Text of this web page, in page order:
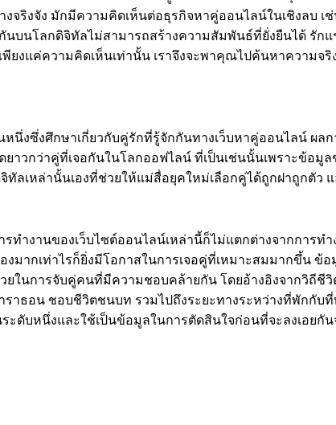
จริงจัง มักมีความคิดเห็นต่อธุรกิจหาคู่ออนไลน์ในเชิงลบ เ
บนโลกดิจิทัลไม่สามารถสร้างความสัมพันธ์ที่ยั่งยืนได้ รัก
ยงแค่ความคิดเห็นเท่านั้น เราจึงจะพาคุณไปค้นหาความจริ
นึ่งซึ่งศึกษาเกี่ยวกับคู่รักที่รู้จักกันทางเว็บหาคู่ออนไลน์ ผล
าวกว่าคู่ที่เจอกันในโลกออฟไลน์ ที่เป็นเช่นนั้นเพราะข้อมู
ลเหล่านั้นเองที่ช่วยให้แม่สื่อยุคใหม่เลือกคู่ได้ถูกฝาถูกตัว
ทำงานของเว็บไซต์ออนไลน์เหล่านี้ก็ไม่แตกต่างจากการทำ
องมากเท่าไรก็ยิ่งมีโอกาสในการเจอคู่ที่เหมาะสมมากขึ้น
ในการจับคู่คนที่มีความชอบคล้ายกัน โดยอ้างอิงจากวิถีชี
าราธอน ชอบชีวิตชนบท รวมไปถึงระยะทางระหว่างที่พักกับ
ะดับหนึ่งและใช้เป็นข้อมูลในการตัดสินใจก่อนที่จะลงเอยกัน